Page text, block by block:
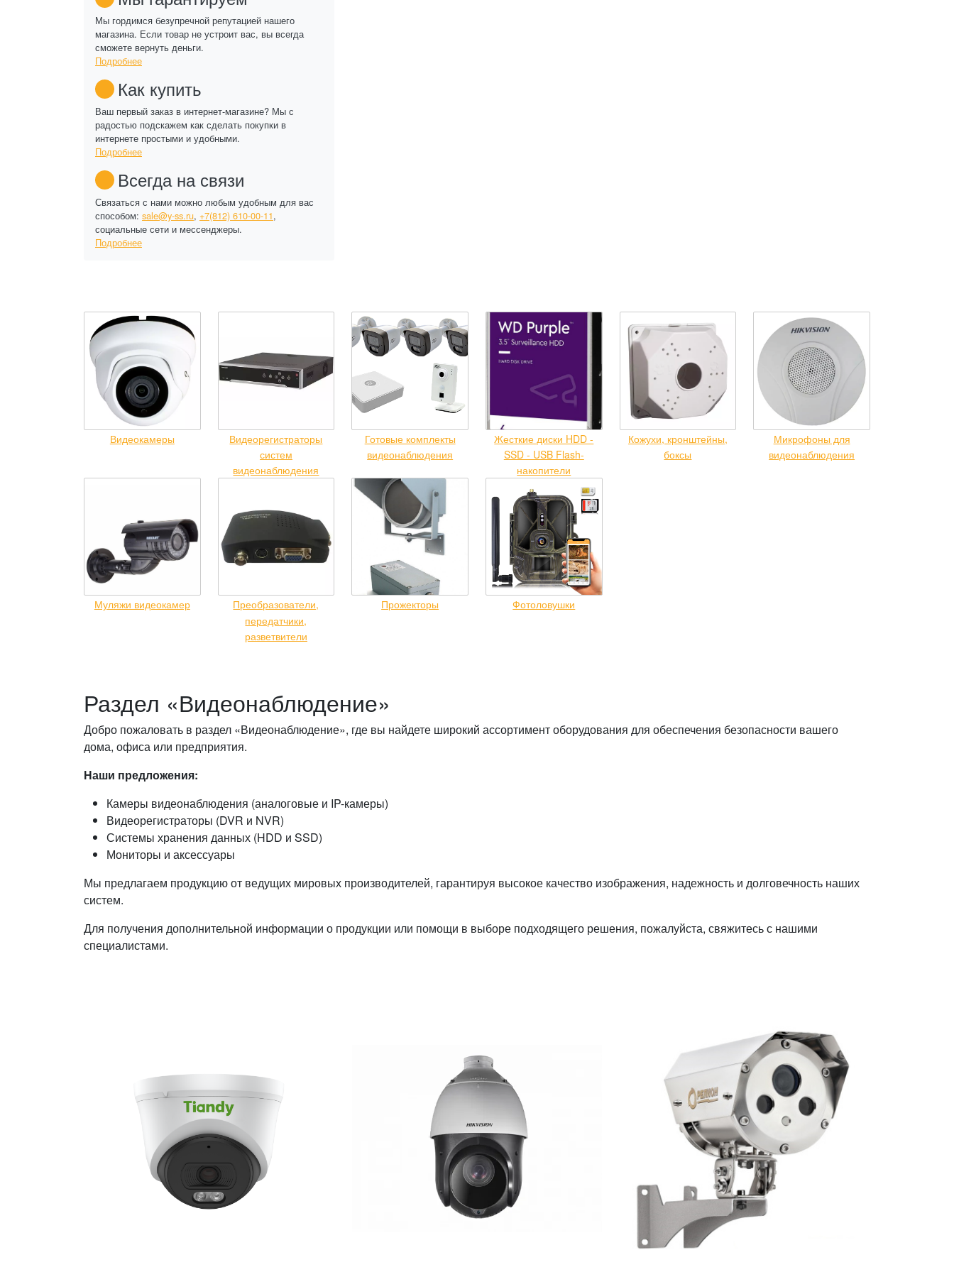
Мы гордимся безупречной репутацией нашего
магазина. Если товар не устроит вас, вы всегда
сможете вернуть деньги.
Подробнее
Как купить
Ваш первый заказ в интернет-магазине? Мы с
радостью подскажем как сделать покупки в
интернете простыми и удобными.
Подробнее
Всегда на связи
Связаться с нами можно любым удобным для вас
способом: sale@y-ss.ru, +7(812) 610-00-11,
социальные сети и мессенджеры.
Подробнее
Видеокамеры
Видеорегистраторы
систем
видеонаблюдения
Готовые комплекты
видеонаблюдения
Жесткие диски HDD -
SSD - USB Flash-
накопители
Кожухи, кронштейны,
боксы
Микрофоны для
видеонаблюдения
Муляжи видеокамер
Преобразователи,
передатчики,
разветвители
Прожекторы Фотоловушки
Раздел «Видеонаблюдение»
Добро пожаловать в раздел «Видеонаблюдение», где вы найдете широкий ассортимент оборудования для обеспечения безопасности вашего
дома, офиса или предприятия.
Наши предложения:
Камеры видеонаблюдения (аналоговые и IP-камеры)
Видеорегистраторы (DVR и NVR)
Системы хранения данных (HDD и SSD)
Мониторы и аксессуары
Мы предлагаем продукцию от ведущих мировых производителей, гарантируя высокое качество изображения, надежность и долговечность наших
систем.
Для получения дополнительной информации о продукции или помощи в выборе подходящего решения, пожалуйста, свяжитесь с нашими
специалистами.